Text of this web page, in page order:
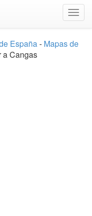
España- Mapas de
a Cangas